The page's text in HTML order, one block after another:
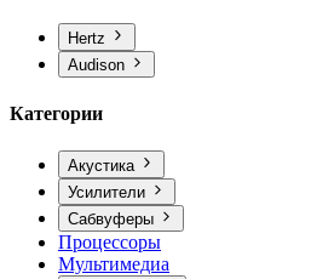
Hertz
Audison
Категории
Акустика
Усилители
Сабвуферы
Процессоры
Мультимедиа